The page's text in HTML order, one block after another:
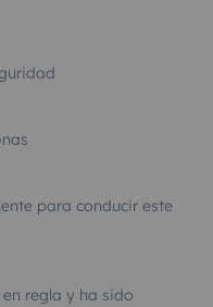
para conducir este
regla y ha sido